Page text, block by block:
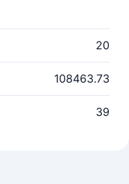
20
108463.73
39